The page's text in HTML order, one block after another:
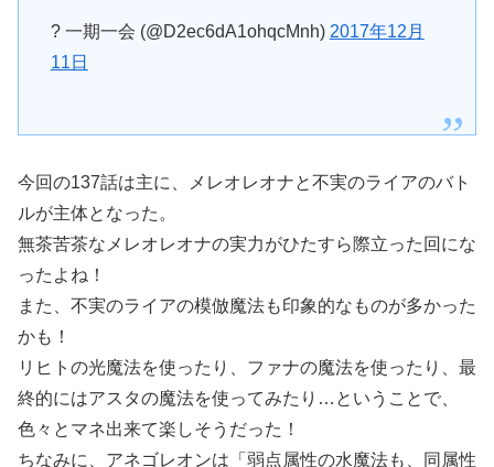
? 一期一会 (@D2ec6dA1ohqcMnh) 2017年12月
11日
今回の137話は主に、メレオレオナと不実のライアのバト
ルが主体となった。
無茶苦茶なメレオレオナの実力がひたすら際立った回にな
ったよね！
また、不実のライアの模倣魔法も印象的なものが多かった
かも！
リヒトの光魔法を使ったり、ファナの魔法を使ったり、最
終的にはアスタの魔法を使ってみたり…ということで、
色々とマネ出来て楽しそうだった！
ちなみに、アネゴレオンは「弱点属性の水魔法も、同属性